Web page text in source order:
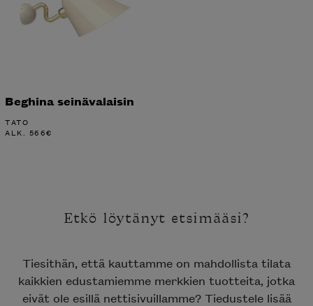
Beghina seinävalaisin
TATO
ALK. 566€
Etkö löytänyt etsimääsi?
Tiesithän, että kauttamme on mahdollista tilata
kaikkien edustamiemme merkkien tuotteita, jotka
eivät ole esillä nettisivuillamme? Tiedustele lisää